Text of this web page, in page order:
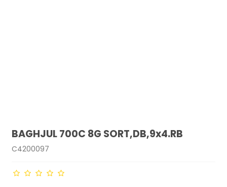
BAGHJUL 700C 8G SORT,DB,9x4.RB
C4200097